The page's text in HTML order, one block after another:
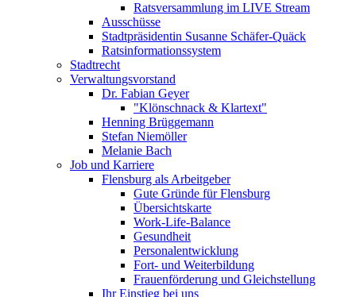
Ratsversammlung im LIVE Stream
Ausschüsse
Stadtpräsidentin Susanne Schäfer-Quäck
Ratsinformationssystem
Stadtrecht
Verwaltungsvorstand
Dr. Fabian Geyer
"Klönschnack & Klartext"
Henning Brüggemann
Stefan Niemöller
Melanie Bach
Job und Karriere
Flensburg als Arbeitgeber
Gute Gründe für Flensburg
Übersichtskarte
Work-Life-Balance
Gesundheit
Personalentwicklung
Fort- und Weiterbildung
Frauenförderung und Gleichstellung
Ihr Einstieg bei uns